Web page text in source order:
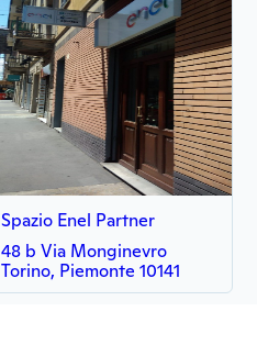
Spazio Enel Partner
48 b Via Monginevro
Torino, Piemonte 10141